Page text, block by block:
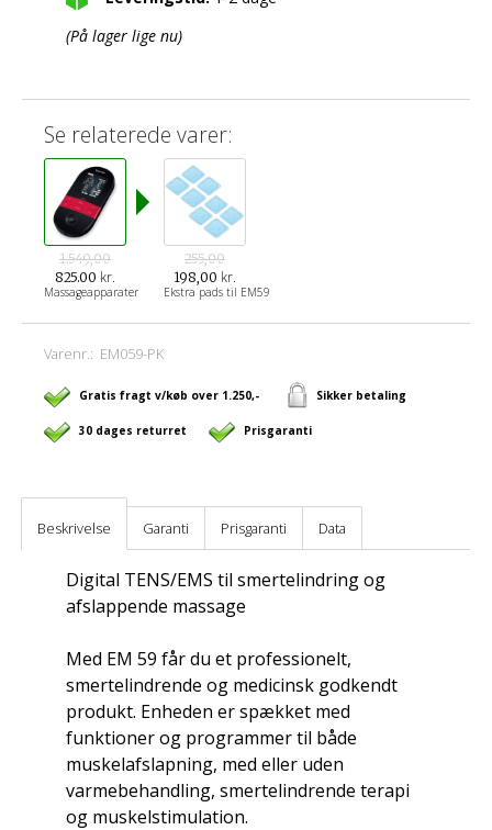
(På lager lige nu)
Se relaterede varer:
1.549,00
825.00 kr.
Massageapparater
255,00
198,00 kr.
Ekstra pads til EM59
Varenr.: EM059-PK
Gratis fragt v/køb over 1.250,- Sikker betaling
30 dages returret Prisgaranti
Beskrivelse Garanti Prisgaranti Data
Digital TENS/EMS til smertelindring og
afslappende massage
Med EM 59 får du et professionelt,
smertelindrende og medicinsk godkendt
produkt. Enheden er spækket med
funktioner og programmer til både
muskelafslapning, med eller uden
varmebehandling, smertelindrende terapi
og muskelstimulation.